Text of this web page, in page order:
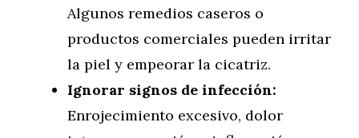
Algunos remedios caseros o
productos comerciales pueden irritar
la piel y empeorar la cicatriz.
Ignorar signos de infección:
Enrojecimiento excesivo, dolor